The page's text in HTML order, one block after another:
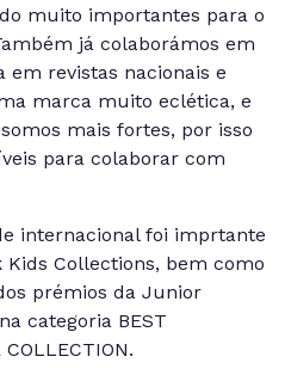
muito importantes para o
já colaborámos em
em revistas nacionais e
marca muito eclética, e
mais fortes, por isso
para colaborar com
internacional foi imprtante
Collections, bem como
prémios da Junior
categoria BEST
COLLECTION.